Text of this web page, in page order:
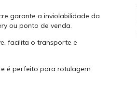
garante a inviolabilidade da
ou ponto de venda.
facilita o transporte e
é perfeito para rotulagem